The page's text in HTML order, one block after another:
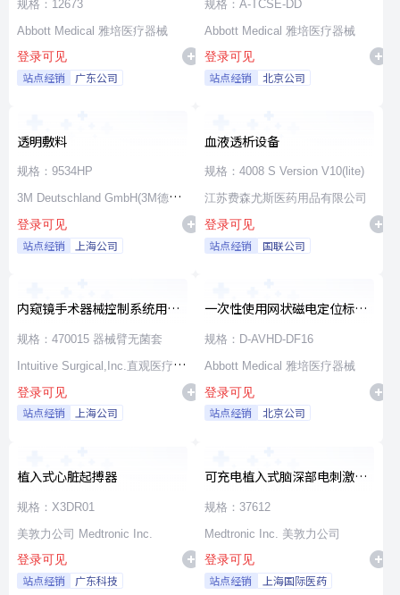
规格：12673
Abbott Medical 雅培医疗器械
登录可见
站点经销 广东公司
规格：A-TCSE-DD
Abbott Medical 雅培医疗器械
登录可见
站点经销 北京公司
透明敷料
规格：9534HP
3M Deutschland GmbH(3M德国
公司)
登录可见
站点经销 上海公司
血液透析设备
规格：4008 S Version V10(lite)
江苏费森尤斯医药用品有限公司
登录可见
站点经销 国联公司
内窥镜手术器械控制系统用无
源器械和附件
规格：470015 器械臂无菌套
Intuitive Surgical,Inc.直观医疗公
司
登录可见
站点经销 上海公司
一次性使用网状磁电定位标测
导管
规格：D-AVHD-DF16
Abbott Medical 雅培医疗器械
登录可见
站点经销 北京公司
植入式心脏起搏器
规格：X3DR01
美敦力公司 Medtronic Inc.
登录可见
站点经销 广东科技
可充电植入式脑深部电刺激脉
冲发生器套件
规格：37612
Medtronic Inc. 美敦力公司
登录可见
站点经销 上海国际医药